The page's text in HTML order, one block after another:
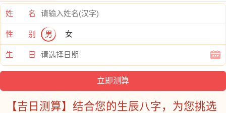
姓 名
性 别 男 女
生 日
【吉日测算】结合您的生辰八字，为您挑选